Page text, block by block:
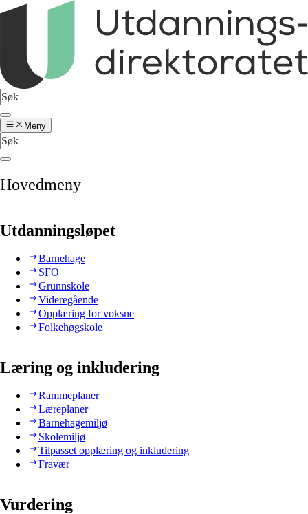
Meny
Hovedmeny
Utdanningsløpet
Barnehage
SFO
Grunnskole
Videregående
Opplæring for voksne
Folkehøgskole
Læring og inkludering
Rammeplaner
Læreplaner
Barnehagemiljø
Skolemiljø
Tilpasset opplæring og inkludering
Fravær
Vurdering